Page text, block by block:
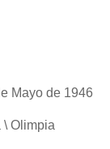
Mayo de 1946
\ Olimpia